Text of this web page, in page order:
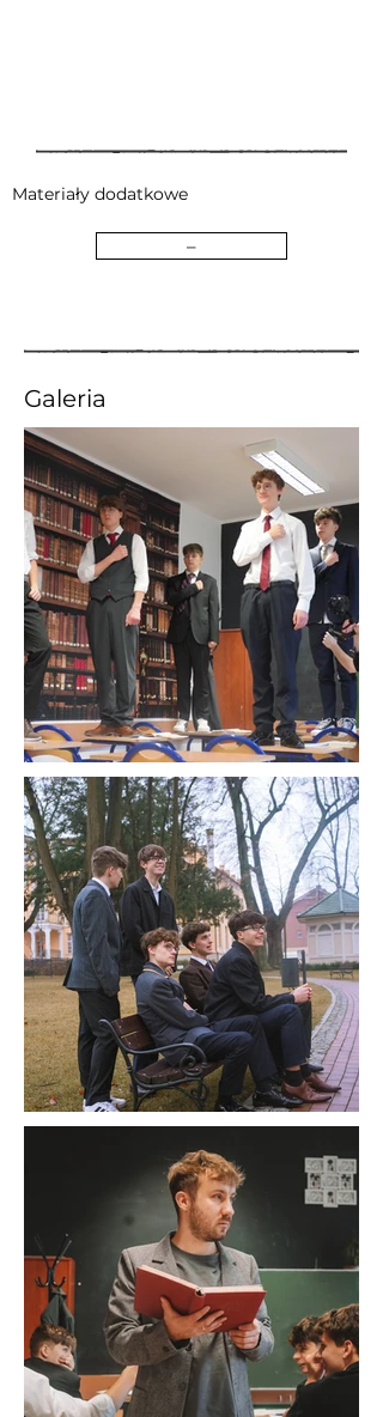
Materiały dodatkowe
–
Galeria